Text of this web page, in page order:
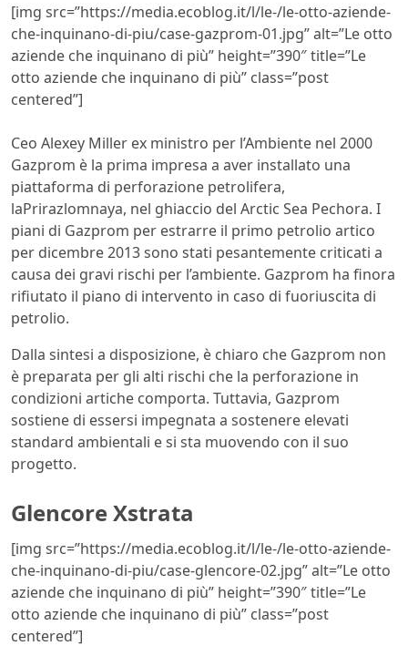
[img src=”https://media.ecoblog.it/l/le-/le-otto-aziende-
che-inquinano-di-piu/case-gazprom-01.jpg” alt=”Le otto
aziende che inquinano di più” height=”390″ title=”Le
otto aziende che inquinano di più” class=”post
centered”]
Ceo Alexey Miller ex ministro per l’Ambiente nel 2000
Gazprom è la prima impresa a aver installato una
piattaforma di perforazione petrolifera,
laPrirazlomnaya, nel ghiaccio del Arctic Sea Pechora. I
piani di Gazprom per estrarre il primo petrolio artico
per dicembre 2013 sono stati pesantemente criticati a
causa dei gravi rischi per l’ambiente. Gazprom ha finora
rifiutato il piano di intervento in caso di fuoriuscita di
petrolio.
Dalla sintesi a disposizione, è chiaro che Gazprom non
è preparata per gli alti rischi che la perforazione in
condizioni artiche comporta. Tuttavia, Gazprom
sostiene di essersi impegnata a sostenere elevati
standard ambientali e si sta muovendo con il suo
progetto.
Glencore Xstrata
[img src=”https://media.ecoblog.it/l/le-/le-otto-aziende-
che-inquinano-di-piu/case-glencore-02.jpg” alt=”Le otto
aziende che inquinano di più” height=”390″ title=”Le
otto aziende che inquinano di più” class=”post
centered”]